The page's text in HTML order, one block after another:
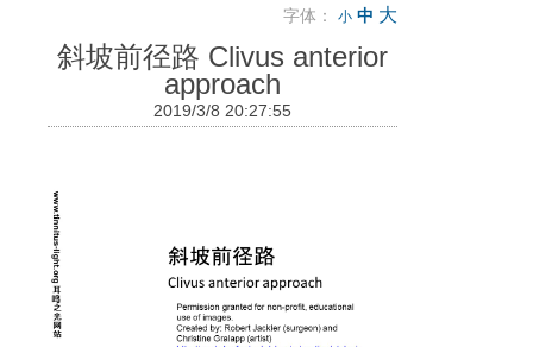
字体： 小 中 大
斜坡前径路 Clivus anterior
approach
2019/3/8 20:27:55